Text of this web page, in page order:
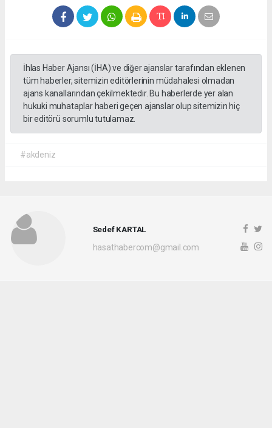
İhlas Haber Ajansı (İHA) ve diğer ajanslar tarafından eklenen
tüm haberler, sitemizin editörlerinin müdahalesi olmadan
ajans kanallarından çekilmektedir. Bu haberlerde yer alan
hukuki muhataplar haberi geçen ajanslar olup sitemizin hiç
bir editörü sorumlu tutulamaz.
#akdeniz
Sedef KARTAL
hasathabercom@gmail.com